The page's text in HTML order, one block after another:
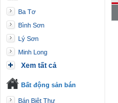
Ba Tơ
Bình Sơn
Lý Sơn
Minh Long
Xem tất cả
Bất động sản bán
Bán Biệt Thự